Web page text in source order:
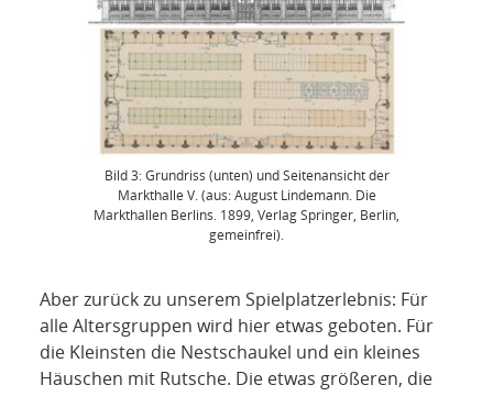
Bild 3: Grundriss (unten) und Seitenansicht der
Markthalle V. (aus: August Lindemann. Die
Markthallen Berlins. 1899, Verlag Springer, Berlin,
gemeinfrei).
Aber zurück zu unserem Spielplatzerlebnis: Für
alle Altersgruppen wird hier etwas geboten. Für
die Kleinsten die Nestschaukel und ein kleines
Häuschen mit Rutsche. Die etwas größeren, die